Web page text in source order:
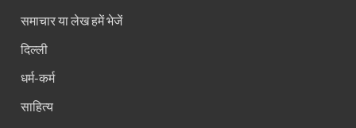
समाचार या लेख हमें भेजें
दिल्ली
धर्म-कर्म
साहित्य